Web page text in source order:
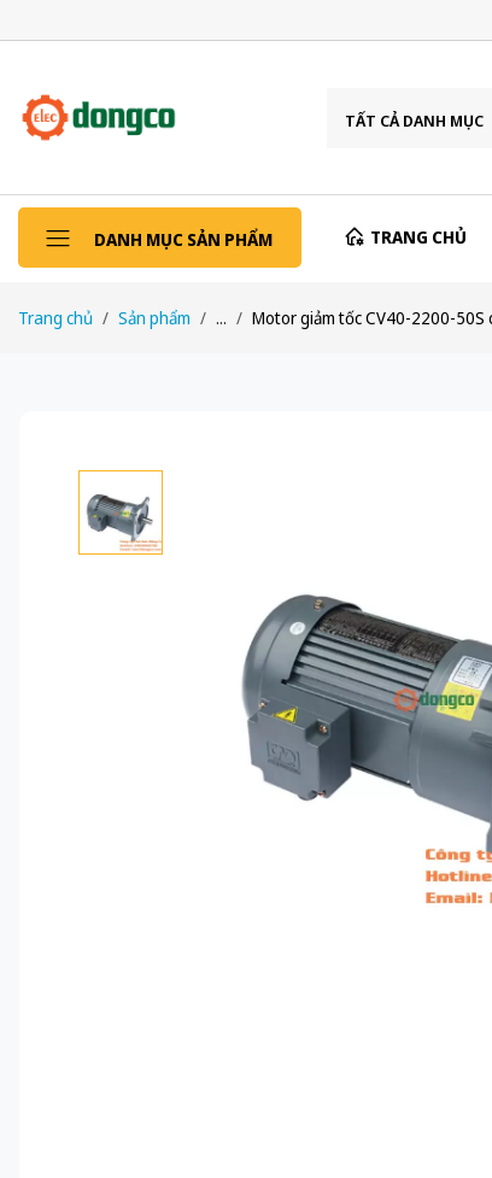
TẤT CẢ DANH MỤC
DANH MỤC SẢN PHẨM TRANG CHỦ
Trang chủ Sản phẩm ... Motor giảm tốc CV40-2200-